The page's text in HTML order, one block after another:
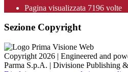
Pagina visualizzata 7196 volte
Sezione Copyright
Copyright 2026 | Engineered and
Parma S.p.A. | Divisione Publishing